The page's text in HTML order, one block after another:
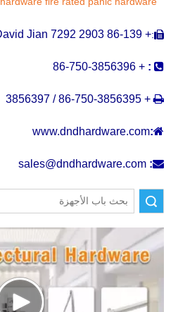

:
+ 86-139 2903 7292 David Jian

:
+ 86-750-3856396

+ 86-750-3856395 / 3856397

:
www.dndhardware.com

:
sales@dndhardware.com